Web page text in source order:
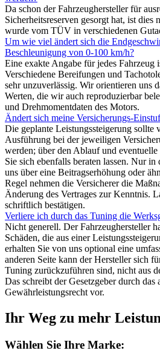
Da schon der Fahrzeughersteller für
Sicherheitsreserven gesorgt hat, ist
wurde vom TÜV in verschiedenen
Um wie viel ändert sich die
Beschleunigung von 0-100 km/h?
Eine exakte Angabe für jedes Fahrzeug
Verschiedene Bereifungen und
sehr unzuverlässig. Wir orientieren uns
Werten, die wir auch reproduzierbar
und Drehmomentdaten des Motors.
Ändert sich meine Versicherungs-
Die geplante Leistungssteigerung sollte
Ausführung bei der jeweiligen
werden; über den Ablauf und eventuelle
Sie sich ebenfalls beraten lassen. Nur
uns über eine Beitragserhöhung oder
Regel nehmen die Versicherer die
Änderung des Vertrages zur Kenntnis.
schriftlich bestätigen.
Verliere ich durch das Tuning die
Nicht generell. Der Fahrzeughersteller
Schäden, die aus einer
erhalten Sie von uns optional eine
anderen Seite kann der Hersteller sich
Tuning zurückzuführen sind, nicht aus
Das schreibt der Gesetzgeber durch das
Gewährleistungsrecht vor.
Ihr Weg zu mehr
Wählen Sie Ihre Marke: